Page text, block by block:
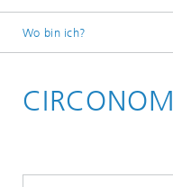
Wo bin ich?
Referenzen